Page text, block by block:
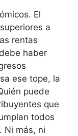
El
a
rentas
haber
ese tope, la
puede
que
todos
Ni más, ni